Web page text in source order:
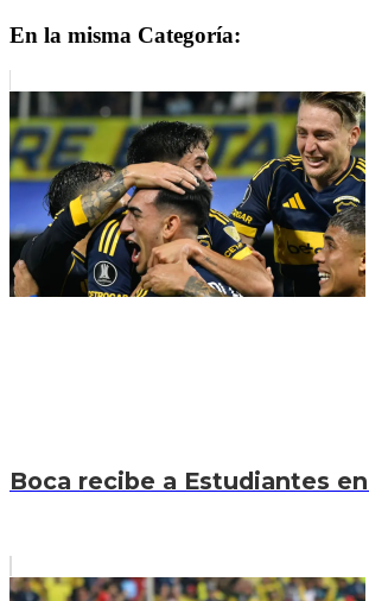
En la misma Categoría:
Boca recibe a Estudiantes